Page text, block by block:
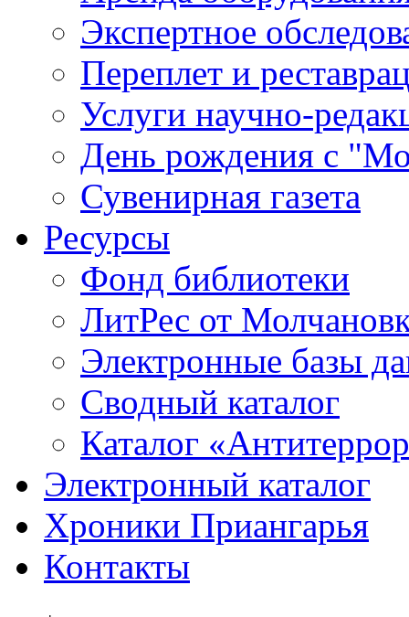
Экспертное
Переплет и
Услуги научно-
День рождения с
Сувенирная газета
Ресурсы
Фонд библиотеки
ЛитРес от
Электронные базы
Сводный каталог
Каталог
Электронный каталог
Хроники Приангарья
Контакты